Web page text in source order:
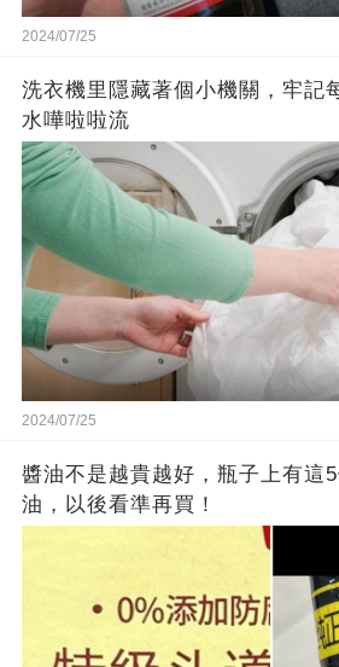
2024/07/25
洗衣機里隱藏著個小機關，牢記
水嘩啦啦流
2024/07/25
醬油不是越貴越好，瓶子上有這
油，以後看準再買！